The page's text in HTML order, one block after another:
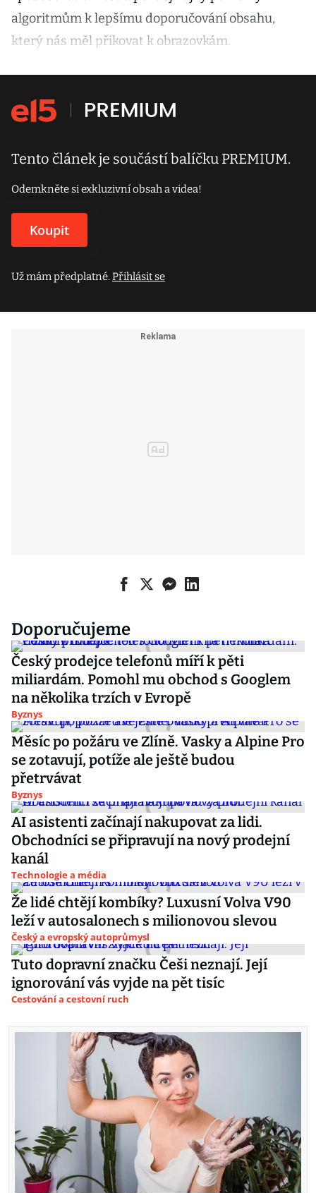
algoritmům k lepšímu doporučování obsahu,
který nás měl přikovat k obrazovkám.
Tento článek je součástí balíčku PREMIUM.
Odemkněte si exkluzivní obsah a videa!
Koupit
Už mám předplatné.Přihlásit se
Doporučujeme
Český prodejce telefonů míří k pěti
miliardám. Pomohl mu obchod s Googlem
na několika trzích v Evropě
Byznys
Měsíc po požáru ve Zlíně. Vasky a Alpine Pro
se zotavují, potíže ale ještě budou
přetrvávat
Byznys
AI asistenti začínají nakupovat za lidi.
Obchodníci se připravují na nový prodejní
kanál
Technologie a média
Že lidé chtějí kombíky? Luxusní Volva V90
leží v autosalonech s milionovou slevou
Český a evropský autoprůmysl
Tuto dopravní značku Češi neznají. Její
ignorování vás vyjde na pět tisíc
Cestování a cestovní ruch